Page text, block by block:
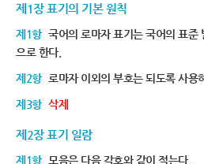
제1장 표기의 기본 원칙
제1항 국어의 로마자 표기는 국어의 표준
으로 한다.
제2항 로마자 이외의 부호는 되도록 사용
제3항 삭제
제2장 표기 일람
제1항 모음은 다음 각호와 같이 적는다.